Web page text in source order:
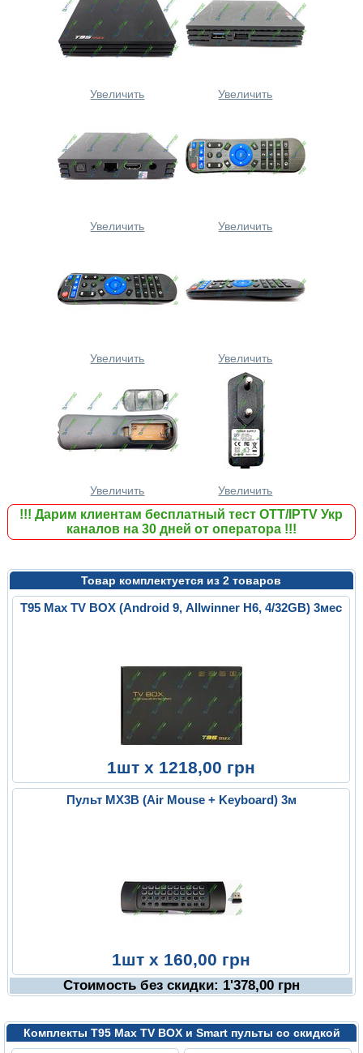
Увеличить Увеличить
Увеличить Увеличить
Увеличить Увеличить
Увеличить Увеличить
!!! Дарим клиентам бесплатный тест ОТТ/IPTV Укр
каналов на 30 дней от оператора!!!
Товар комплектуется из 2 товаров
T95 Max TV BOX (Android 9, Allwinner H6, 4/32GB) 3мес
1шт x 1218,00 грн
Пульт MX3B (Air Mouse + Keyboard) 3м
1шт x 160,00 грн
Cтоимость без скидки: 1'378,00грн
Комплекты T95 Max TV BOX и Smart пульты со скидкой